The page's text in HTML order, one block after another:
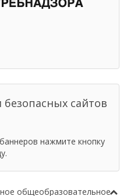
сайтов
нажмите кнопку
общеобразовательное